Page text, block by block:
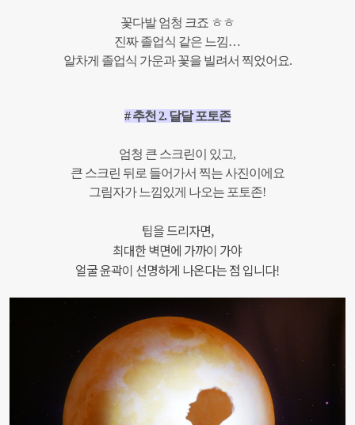
꽃다발 엄청 크죠 ㅎㅎ
진짜 졸업식 같은 느낌…
알차게 졸업식 가운과 꽃을 빌려서 찍었어요.
# 추천 2. 달달 포토존
엄청 큰 스크린이 있고,
큰 스크린 뒤로 들어가서 찍는 사진이에요
그림자가 느낌있게 나오는 포토존!
팁을 드리자면,
최대한 벽면에 가까이 가야
얼굴 윤곽이 선명하게 나온다는 점 입니다!